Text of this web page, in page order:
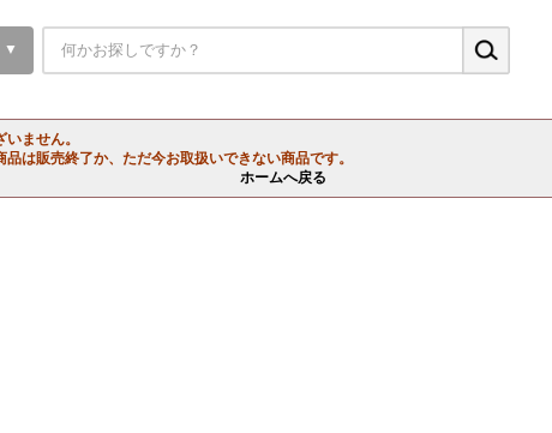
▼
ません。
品は販売終了か、ただ今お取扱いできない商品です。
ホームへ戻る